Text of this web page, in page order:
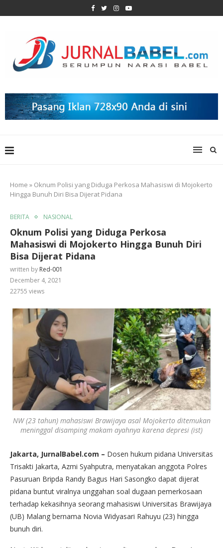
Home » Oknum Polisi yang Diduga Perkosa Mahasiswi di Mojokerto
Hingga Bunuh Diri Bisa Dijerat Pidana
BERITA NASIONAL
Oknum Polisi yang Diduga Perkosa
Mahasiswi di Mojokerto Hingga Bunuh Diri
Bisa Dijerat Pidana
written by Red-001
December 4, 2021
22755 views
NW (23 tahun) mahasiswi Brawijaya asal Mojokerto ditemukan
meninggal disamping makam ayahnya karena depresi (ist)
Jakarta, JurnalBabel.com – Dosen hukum pidana Universitas
Trisakti Jakarta, Azmi Syahputra, menyatakan anggota Polres
Pasuruan Bripda Randy Bagus Hari Sasongko dapat dijerat
pidana buntut viralnya unggahan soal dugaan pemerkosaan
terhadap kekasihnya seorang mahasiswi Universitas Brawijaya
(UB) Malang bernama Novia Widyasari Rahuyu (23) hingga
bunuh diri.